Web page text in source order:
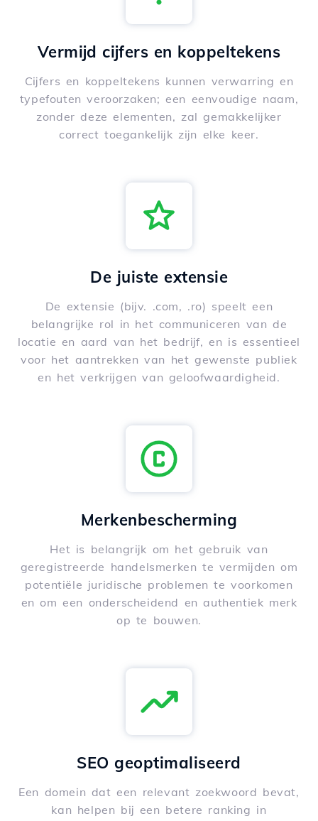
Vermijd cijfers en koppeltekens
Cijfers en koppeltekens kunnen verwarring en
typefouten veroorzaken; een eenvoudige naam,
zonder deze elementen, zal gemakkelijker
correct toegankelijk zijn elke keer.
De juiste extensie
De extensie (bijv. .com, .ro) speelt een
belangrijke rol in het communiceren van de
locatie en aard van het bedrijf, en is essentieel
voor het aantrekken van het gewenste publiek
en het verkrijgen van geloofwaardigheid.
Merkenbescherming
Het is belangrijk om het gebruik van
geregistreerde handelsmerken te vermijden om
potentiële juridische problemen te voorkomen
en om een onderscheidend en authentiek merk
op te bouwen.
SEO geoptimaliseerd
Een domein dat een relevant zoekwoord bevat,
kan helpen bij een betere ranking in